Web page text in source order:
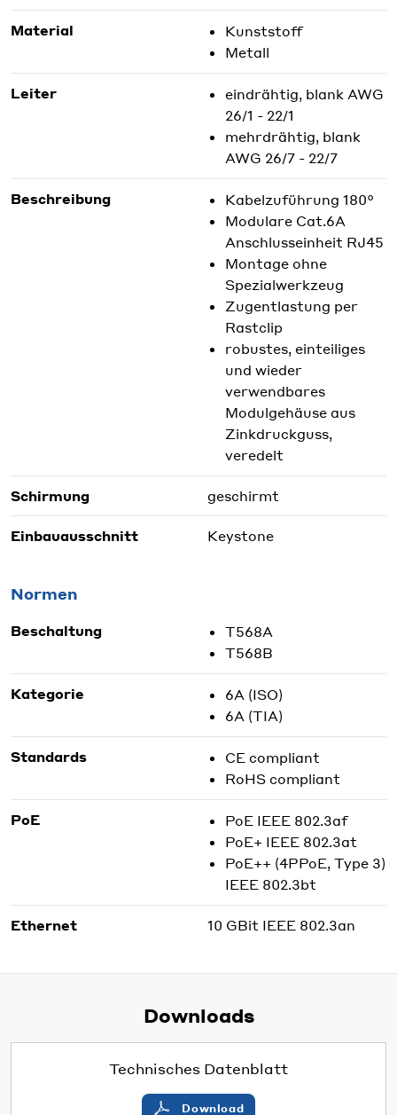
Material
Kunststoff
Metall
Leiter
eindrähtig, blank AWG
26/1 - 22/1
mehrdrähtig, blank
AWG 26/7 - 22/7
Beschreibung
Kabelzuführung 180°
Modulare Cat.6A
Anschlusseinheit RJ45
Montage ohne
Spezialwerkzeug
Zugentlastung per
Rastclip
robustes, einteiliges
und wieder
verwendbares
Modulgehäuse aus
Zinkdruckguss,
veredelt
Schirmung geschirmt
Einbauausschnitt Keystone
Normen
Beschaltung
T568A
T568B
Kategorie
6A (ISO)
6A (TIA)
Standards
CE compliant
RoHS compliant
PoE
PoE IEEE 802.3af
PoE+ IEEE 802.3at
PoE++ (4PPoE, Type 3)
IEEE 802.3bt
Ethernet 10 GBit IEEE 802.3an
Downloads
Technisches Datenblatt
Download